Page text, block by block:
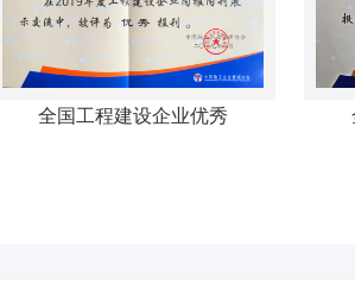
全国工程建设企业优秀